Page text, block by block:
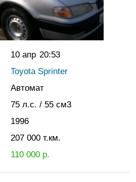
10 апр 20:53
Toyota Sprinter
Автомат
75 л.с. / 55 см3
1996
207 000 т.км.
110 000р.